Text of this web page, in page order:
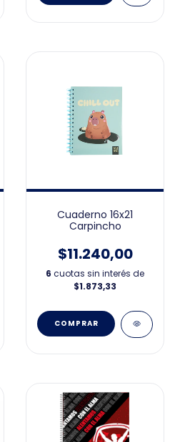
Cuaderno 16x21
Carpincho
$11.240,00
6 cuotas sin interés de
$1.873,33